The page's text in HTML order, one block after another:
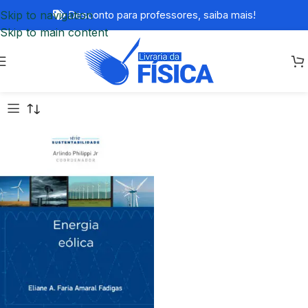
Skip to navigation
Skip to main content
Desconto para professores, saiba mais!